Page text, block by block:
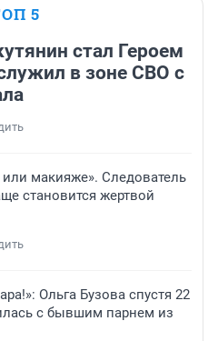
5
стал Героем
в зоне СВО с
макияже». Следователь
становится жертвой
Ольга Бузова спустя 22
с бывшим парнем из